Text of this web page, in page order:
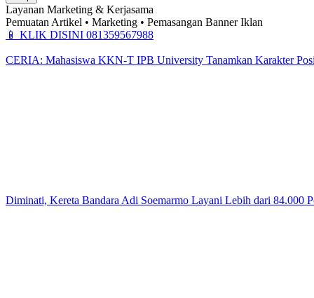
Layanan Marketing & Kerjasama
Pemuatan Artikel • Marketing • Pemasangan Banner Iklan
📱 KLIK DISINI 081359567988
CERIA: Mahasiswa KKN-T IPB University Tanamkan Karakter
Diminati, Kereta Bandara Adi Soemarmo Layani Lebih dari 84.000